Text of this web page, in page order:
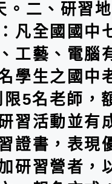
。二、研習
凡全國國中
工藝、電腦
學生之國中
5名老師，
習活動並有
證書，表現
研習營者，